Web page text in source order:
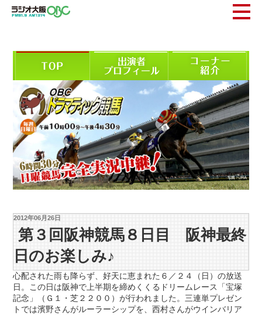
2012年06月26日
第３回阪神競馬８日目 阪神最終
日のお楽しみ♪
心配された雨も降らず、好天に恵まれた６／２４（日）の放送
日。この日は阪神で上半期を締めくくるドリームレース「宝塚
記念」（Ｇ１・芝２２００）が行われました。三連単プレゼン
トでは濱野さんがルーラーシップを、西村さんがウインバリア